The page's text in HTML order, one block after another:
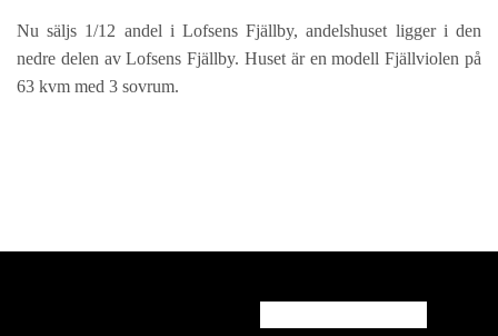
Nu säljs 1/12 andel i Lofsens Fjällby, andelshuset ligger i den
nedre delen av Lofsens Fjällby. Huset är en modell Fjällviolen på
63 kvm med 3 sovrum.